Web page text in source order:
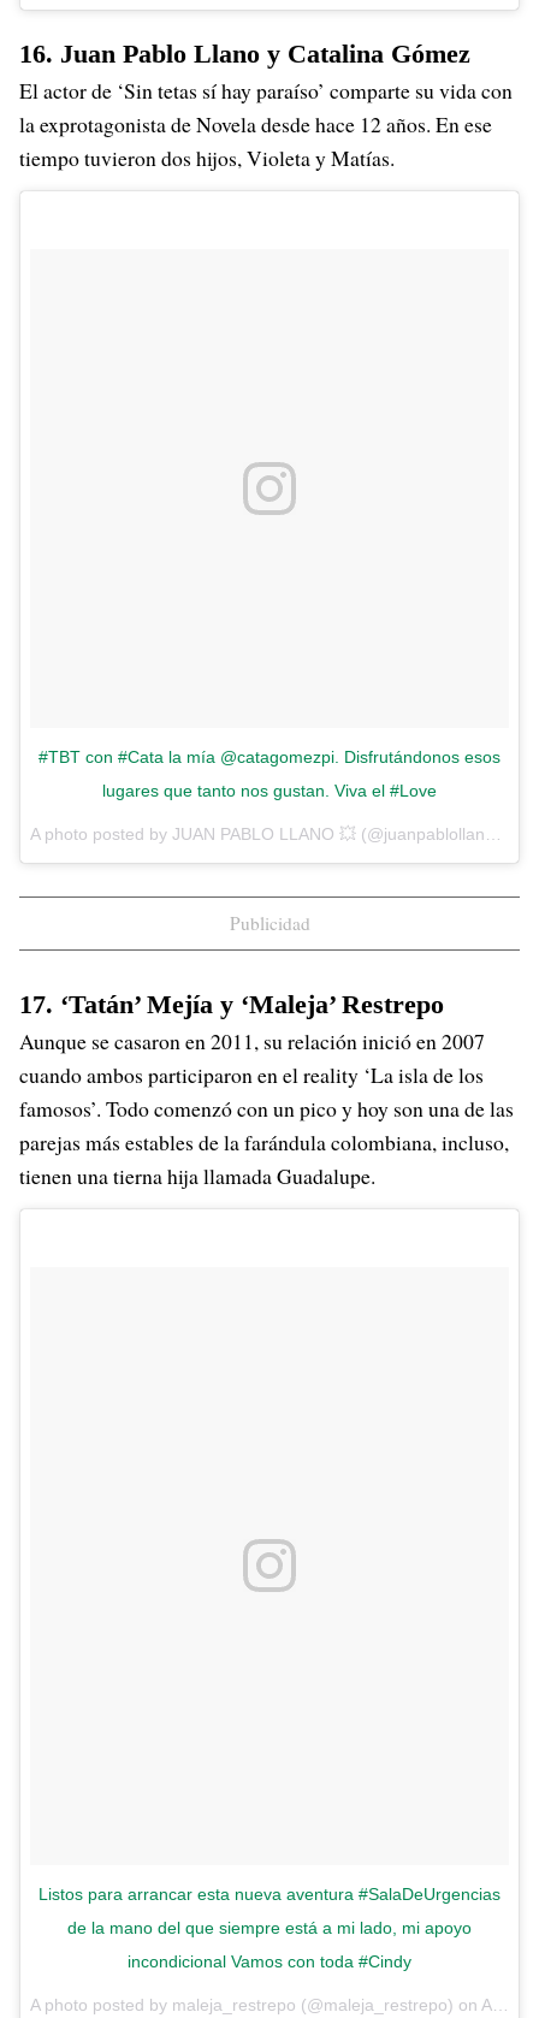
16. Juan Pablo Llano y Catalina Gómez
El actor de ‘Sin tetas sí hay paraíso’ comparte su vida con
la exprotagonista de Novela desde hace 12 años. En ese
tiempo tuvieron dos hijos, Violeta y Matías.
#TBT con #Cata la mía @catagomezpi. Disfrutándonos esos
lugares que tanto nos gustan. Viva el #Love
Publicidad
17. ‘Tatán’ Mejía y ‘Maleja’ Restrepo
Aunque se casaron en 2011, su relación inició en 2007
cuando ambos participaron en el reality ‘La isla de los
famosos’. Todo comenzó con un pico y hoy son una de las
parejas más estables de la farándula colombiana, incluso,
tienen una tierna hija llamada Guadalupe.
Listos para arrancar esta nueva aventura #SalaDeUrgencias
de la mano del que siempre está a mi lado, mi apoyo
incondicional Vamos con toda #Cindy
A photo posted by maleja_restrepo (@maleja_restrepo) on Aug 30, 2016 at 7:03pm PDT